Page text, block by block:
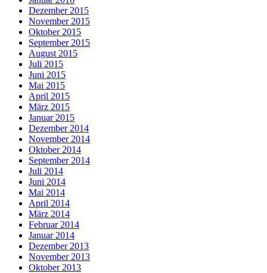
Dezember 2015
November 2015
Oktober 2015
September 2015
August 2015
Juli 2015
Juni 2015
Mai 2015
April 2015
März 2015
Januar 2015
Dezember 2014
November 2014
Oktober 2014
September 2014
Juli 2014
Juni 2014
Mai 2014
April 2014
März 2014
Februar 2014
Januar 2014
Dezember 2013
November 2013
Oktober 2013